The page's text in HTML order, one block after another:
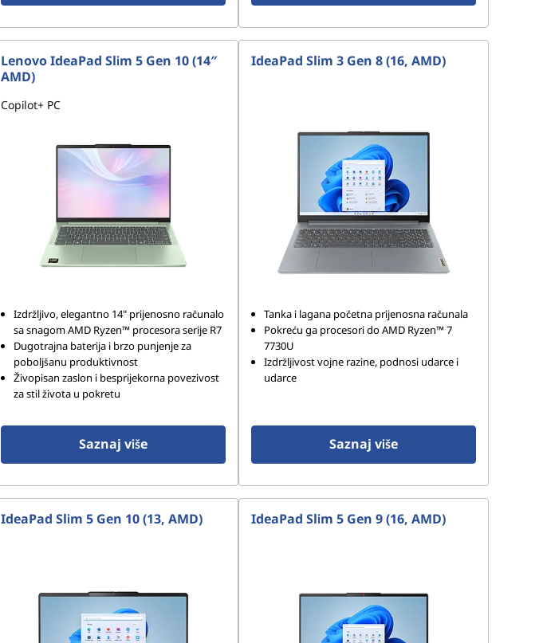
Lenovo IdeaPad Slim 5 Gen 10 (14″
AMD)
Copilot+ PC
Izdržljivo, elegantno 14" prijenosno računalo
sa snagom AMD Ryzen™ procesora serije R7
Dugotrajna baterija i brzo punjenje za
poboljšanu produktivnost
Živopisan zaslon i besprijekorna povezivost
za stil života u pokretu
Saznaj više
IdeaPad Slim 3 Gen 8 (16, AMD)
Tanka i lagana početna prijenosna računala
Pokreću ga procesori do AMD Ryzen™ 7
7730U
Izdržljivost vojne razine, podnosi udarce i
udarce
Saznaj više
IdeaPad Slim 5 Gen 10 (13, AMD) IdeaPad Slim 5 Gen 9 (16, AMD)